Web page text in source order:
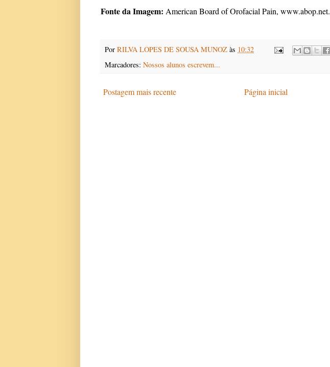
Fonte da Imagem: American Board of Orofacial Pain, www.abop.net.
Por RILVA LOPES DE SOUSA MUNOZ às 10:32
Marcadores: Nossos alunos escrevem...
Postagem mais recente Página inicial